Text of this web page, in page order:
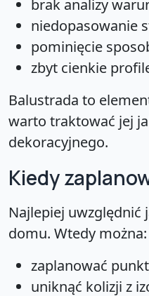
brak analizy
niedopasowanie
pominięcie
zbyt cienkie
Balustrada to
warto traktować jej
dekoracyjnego.
Kiedy
Najlepiej uwzględnić
domu. Wtedy można:
zaplanować
uniknąć kolizji z